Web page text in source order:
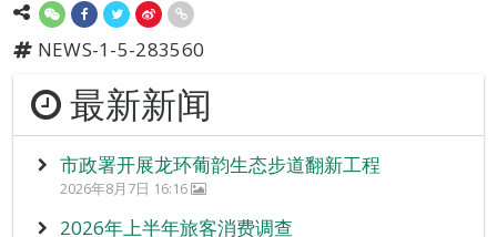
NEWS-1-5-283560
最新新闻
市政署开展龙环葡韵生态步道翻新工程
2026年8月7日 16:16
2026年上半年旅客消费调查